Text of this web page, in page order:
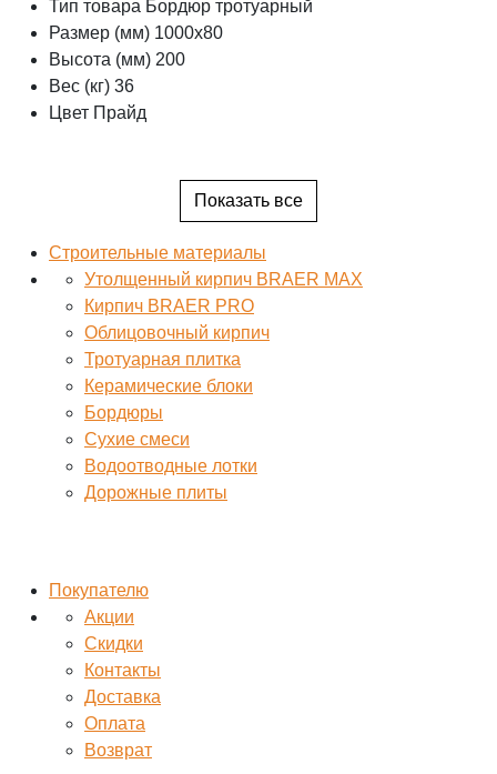
Тип товара Бордюр тротуарный
Размер (мм) 1000x80
Высота (мм) 200
Вес (кг) 36
Цвет Прайд
Показать все
Строительные материалы
Утолщенный кирпич BRAER MAX
Кирпич BRAER PRO
Облицовочный кирпич
Тротуарная плитка
Керамические блоки
Бордюры
Сухие смеси
Водоотводные лотки
Дорожные плиты
Покупателю
Акции
Скидки
Контакты
Доставка
Оплата
Возврат